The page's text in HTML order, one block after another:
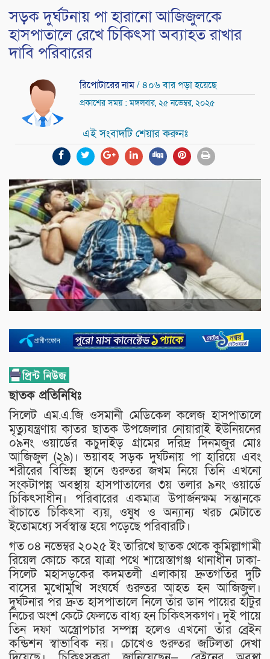
সড়ক দুর্ঘটনায় পা হারানো আজিজুলকে
হাসপাতালে রেখে চিকিৎসা অব্যাহত রাখার
দাবি পরিবারের
রিপোটারের নাম/ ৪০৬ বার পড়া হয়েছে
প্রকাশের সময় : মঙ্গলবার, ২৫ নভেম্বর, ২০২৫
এই সংবাদটি শেয়ার করুনঃ
ছাতক প্রতিনিধিঃ
সিলেট এম.এ.জি ওসমানী মেডিকেল কলেজ হাসপাতালে
মৃত্যুযন্ত্রণায় কাতর ছাতক উপজেলার নোয়ারাই ইউনিয়নের
০৯নং ওয়ার্ডের কচুদাইড় গ্রামের দরিদ্র দিনমজুর মোঃ
আজিজুল (২৯)। ভয়াবহ সড়ক দুর্ঘটনায় পা হারিয়ে এবং
শরীরের বিভিন্ন স্থানে গুরুতর জখম নিয়ে তিনি এখনো
সংকটাপন্ন অবস্থায় হাসপাতালের ৩য় তলার ৯নং ওয়ার্ডে
চিকিৎসাধীন। পরিবারের একমাত্র উপার্জনক্ষম সন্তানকে
বাঁচাতে চিকিৎসা ব্যয়, ওষুধ ও অন্যান্য খরচ মেটাতে
ইতোমধ্যে সর্বস্বান্ত হয়ে পড়েছে পরিবারটি।
গত ০৪ নভেম্বর ২০২৫ ইং তারিখে ছাতক থেকে কুমিল্লাগামী
রিয়েল কোচে করে যাত্রা পথে শায়েস্তাগঞ্জ থানাধীন ঢাকা-
সিলেট মহাসড়কের কদমতলী এলাকায় দ্রুতগতির দুটি
বাসের মুখোমুখি সংঘর্ষে গুরুতর আহত হন আজিজুল।
দুর্ঘটনার পর দ্রুত হাসপাতালে নিলে তাঁর ডান পায়ের হাঁটুর
নিচের অংশ কেটে ফেলতে বাধ্য হন চিকিৎসকগণ। দুই পায়ে
তিন দফা অস্ত্রোপচার সম্পন্ন হলেও এখনো তাঁর ব্রেইন
কন্ডিশন স্বাভাবিক নয়। চোখেও গুরুতর জটিলতা দেখা